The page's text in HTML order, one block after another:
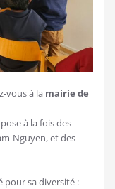
vous à la mairie de
à la fois des
Nguyen, et des
pour sa diversité :